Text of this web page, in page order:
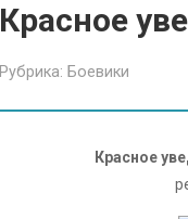
Красное
Рубрика: Боевики
Красное